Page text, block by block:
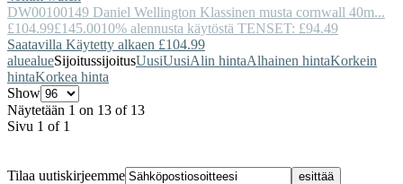
DW00100149 Daniel Wellington Klassinen musta cornwall 40m...
£104.99£145.0010% alennusta käytöstä TENSET: £94.49
Saatavilla Käytetty alkaen £104.99
aluealueSijoitussijoitusUusiUusiAlin hintaAlhainen hintaKorkein
hintaKorkea hinta
Show
Näytetään 1 on 13 of 13
Sivu 1 of 1
Tilaa uutiskirjeemme